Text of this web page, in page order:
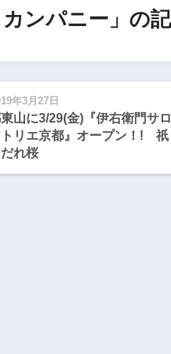
カンパニー」の
年3月27日
山に3/29(金)『伊右衛門サロ
トリエ京都』オープン！! 祇
れ桜